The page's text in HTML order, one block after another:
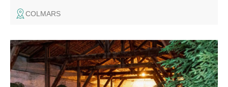
COLMARS
Le grand festin se tiendra dans un espace tenu secret. A
l'occasion des 30 ans de la fête médiévale venez festoyer,
sortez vos plus beaux atours, chaussez vos poulaines et